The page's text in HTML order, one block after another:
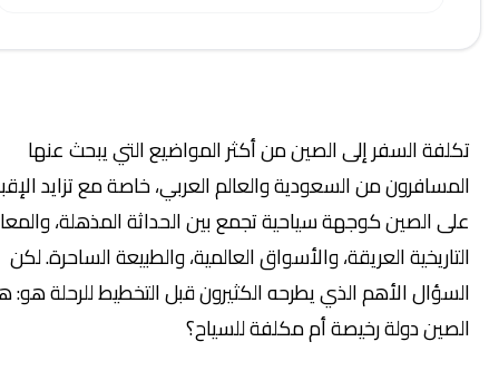
السفر إلى الصين من أكثر المواضيع التي يبحث عنها
من السعودية والعالم العربي، خاصة مع تزايد الإقبال
الصين كوجهة سياحية تجمع بين الحداثة المذهلة، والمعالم
العريقة، والأسواق العالمية، والطبيعة الساحرة. لكن
الأهم الذي يطرحه الكثيرون قبل التخطيط للرحلة هو: هل
دولة رخيصة أم مكلفة للسياح؟